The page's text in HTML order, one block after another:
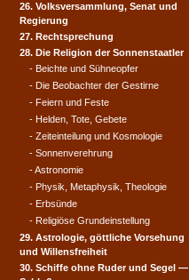
26. Volksversammlung, Senat und
Regierung
27. Rechtsprechung
28. Die Religion der Sonnenstaatler
- Beichte und Sühneopfer
- Die Beobachter der Gestirne
- Feiern und Feste
- Helden, Tote, Gebete
- Zeiteinteilung und Kosmologie
- Sonnenverehrung
- Astronomie
- Physik, Metaphysik, Theologie
- Erbsünde
- Religiöse Grundeinstellung
29. Astrologie, göttliche Vorsehung
und Willensfreiheit
30. Schiffe ohne Ruder und Segel —